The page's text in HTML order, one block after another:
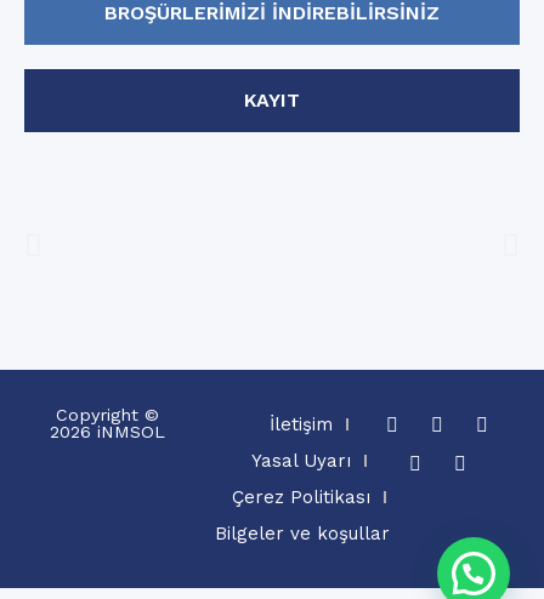
BROŞÜRLERIMIZI INDIREBILIRSINIZ
KAYIT
Copyright ©
2026 iNMSOL
İletişim
Yasal Uyarı
Çerez Politikası
Bilgeler ve koşullar